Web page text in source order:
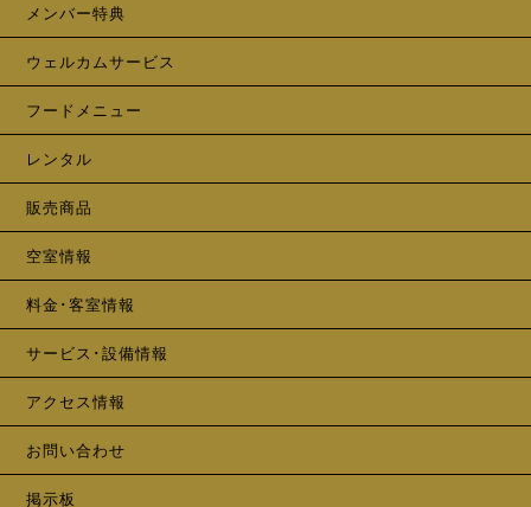
メンバー特典
ウェルカムサービス
フードメニュー
レンタル
販売商品
空室情報
料金･客室情報
サービス･設備情報
アクセス情報
お問い合わせ
掲示板